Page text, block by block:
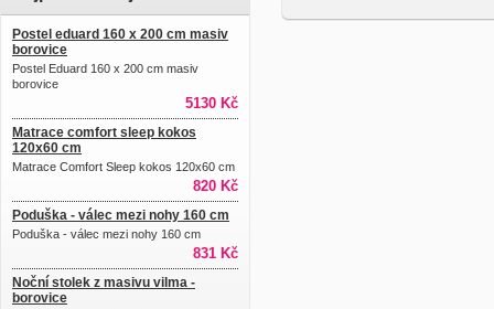
Postel eduard 160 x 200 cm masiv
borovice
Postel Eduard 160 x 200 cm masiv
borovice
5130 Kč
Matrace comfort sleep kokos
120x60 cm
Matrace Comfort Sleep kokos 120x60 cm
820 Kč
Poduška - válec mezi nohy 160 cm
Poduška - válec mezi nohy 160 cm
831 Kč
Noční stolek z masivu vilma -
borovice